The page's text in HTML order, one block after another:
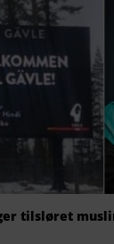
tilsløret